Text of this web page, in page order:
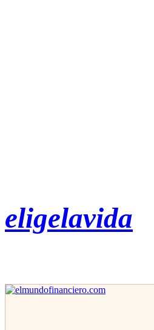
eligelavida